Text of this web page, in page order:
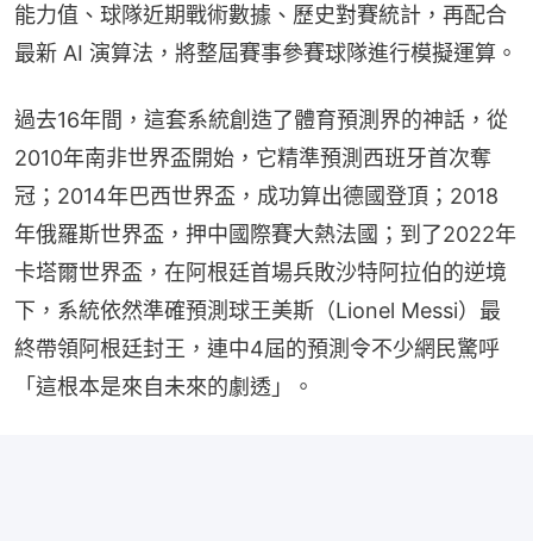
能力值、球隊近期戰術數據、歷史對賽統計，再配合
最新 AI 演算法，將整屆賽事參賽球隊進行模擬運算。
過去16年間，這套系統創造了體育預測界的神話，從
2010年南非世界盃開始，它精準預測西班牙首次奪
冠；2014年巴西世界盃，成功算出德國登頂；2018
年俄羅斯世界盃，押中國際賽大熱法國；到了2022年
卡塔爾世界盃，在阿根廷首場兵敗沙特阿拉伯的逆境
下，系統依然準確預測球王美斯（Lionel Messi）最
終帶領阿根廷封王，連中4屆的預測令不少網民驚呼
「這根本是來自未來的劇透」。